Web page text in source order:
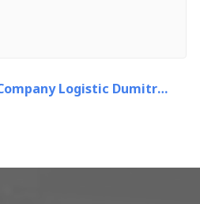
Dumitrans Company Logistic Dumitrascu Florin